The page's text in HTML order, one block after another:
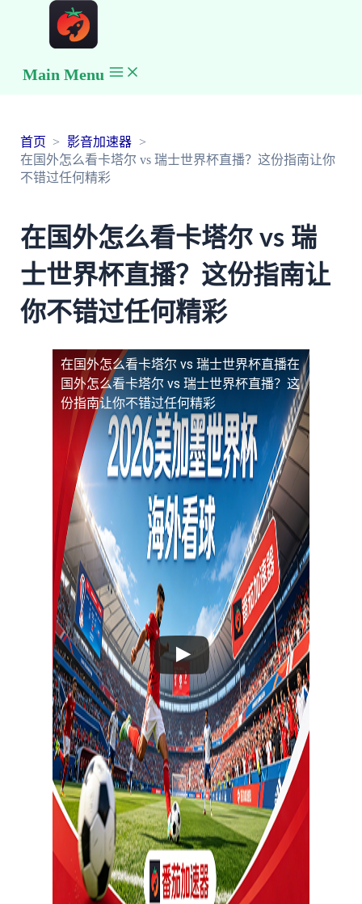
Main Menu
首页
影音加速器
在国外怎么看卡塔尔 vs 瑞士世界杯直播？这份指南让你
不错过任何精彩
在国外怎么看卡塔尔 vs 瑞
士世界杯直播？这份指南让
你不错过任何精彩
在国外怎么看卡塔尔 vs 瑞士世界杯直播在
国外怎么看卡塔尔 vs 瑞士世界杯直播？这
份指南让你不错过任何精彩